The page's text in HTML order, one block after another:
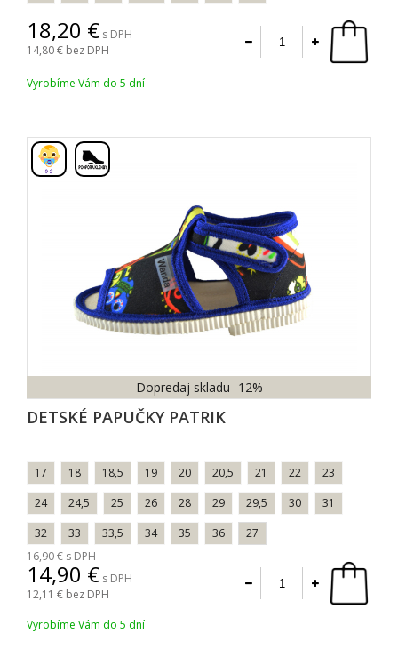
18,20
s DPH
14,80 bez DPH
Vyrobíme Vám do 5 dní
DETSKÉ PAPUČKY PATRIK
Dopredaj skladu -12%
17 18 18,5 19 20 20,5 21 22
23
24
24,5 25 26 28 29 29,5 30
31
32
33 33,5 34 35 36
27
16,90s DPH
14,90
s DPH
12,11 bez DPH
Vyrobíme Vám do 5 dní